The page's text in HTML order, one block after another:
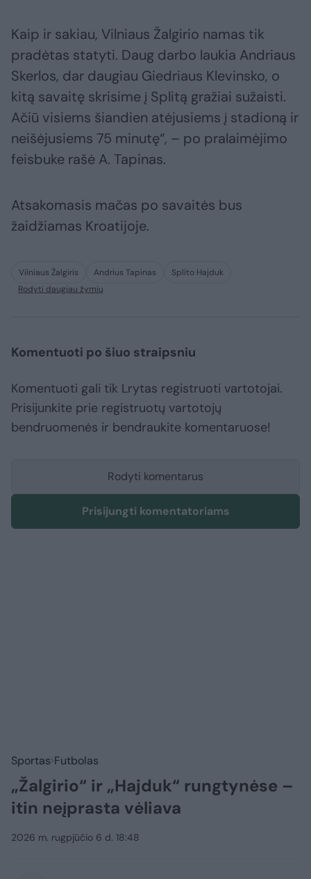
Kaip ir sakiau, Vilniaus Žalgirio namas tik
pradėtas statyti. Daug darbo laukia Andriaus
Skerlos, dar daugiau Giedriaus Klevinsko, o
kitą savaitę skrisime į Splitą gražiai sužaisti.
Ačiū visiems šiandien atėjusiems į stadioną ir
neišėjusiems 75 minutę“, – po pralaimėjimo
feisbuke rašė A. Tapinas.
Atsakomasis mačas po savaitės bus
žaidžiamas Kroatijoje.
Vilniaus Žalgiris Andrius Tapinas
Splito Hajduk
Rodyti daugiau žymių
Komentuoti po šiuo straipsniu
Komentuoti gali tik Lrytas registruoti vartotojai.
Prisijunkite prie registruotų vartotojų
bendruomenės ir bendraukite komentaruose!
Rodyti komentarus
Prisijungti komentatoriams
Sportas Futbolas
„Žalgirio“ ir „Hajduk“ rungtynėse –
itin neįprasta vėliava
2026 m. rugpjūčio 6 d. 18:48